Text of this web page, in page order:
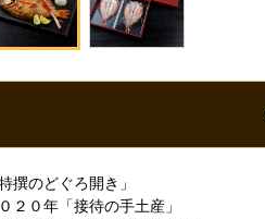
特撰のどぐろ開き」
２０年「接待の手土産」